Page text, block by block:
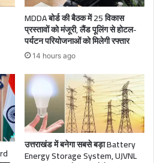
MDDA बोर्ड की बैठक में 25 विकास
प्रस्तावों को मंजूरी, लैंड पूलिंग से होटल-
पर्यटन परियोजनाओं को मिलेगी रफ्तार
14 hours ago
उत्तराखंड में बनेगा सबसे बड़ा Battery
Energy Storage System, UJVNL